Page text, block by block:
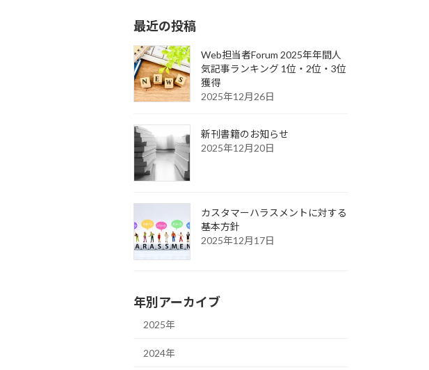
最近の投稿
Web担当者Forum 2025年年間人
気記事ランキング 1位・2位・3位
獲得
2025年12月26日
新刊書籍のお知らせ
2025年12月20日
カスタマーハラスメントに対する
基本方針
2025年12月17日
年別アーカイブ
2025年
2024年